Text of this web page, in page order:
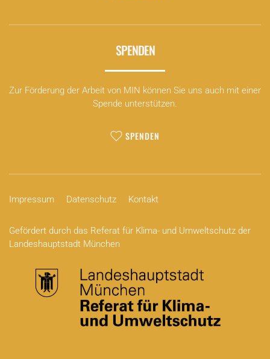
SPENDEN
Zur Förderung der Arbeit von MIN können Sie uns auch mit einer
Spende unterstützen.
SPENDEN
Impressum Datenschutz Kontakt
Gefördert durch das Referat für Klima- und Umweltschutz der
Landeshauptstadt München